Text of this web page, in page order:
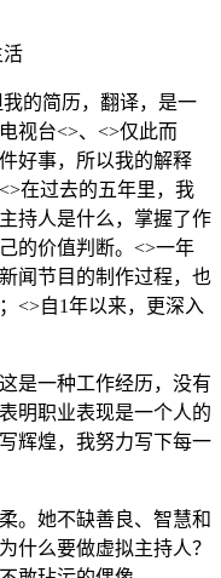
活
的简历，翻译，是一
视台<>、<>仅此而
好事，所以我的解释
在过去的五年里，我
持人是什么，掌握了作
的价值判断。<>一年
闻节目的制作过程，也
<>自1年以来，更深入
是一种工作经历，没有
明职业表现是一个人的
辉煌，我努力写下每一
。她不缺善良、智慧和
什么要做虚拟主持人？